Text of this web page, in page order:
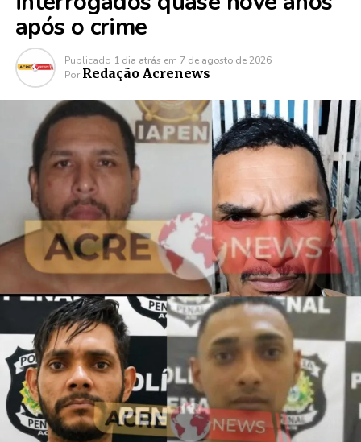
após o crime
Publicado 1 dia atrás em 7 de agosto de 2026
Por Redação Acrenews